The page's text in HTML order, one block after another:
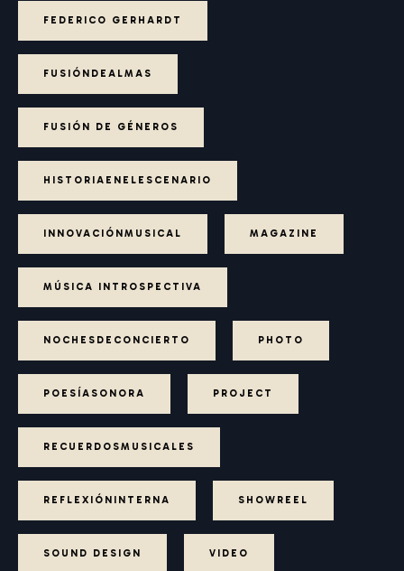
FEDERICO GERHARDT
FUSIÓNDEALMAS
FUSIÓN DE GÉNEROS
HISTORIAENELESCENARIO
INNOVACIÓNMUSICAL MAGAZINE
MÚSICA INTROSPECTIVA
NOCHESDECONCIERTO PHOTO
POESÍASONORA PROJECT
RECUERDOSMUSICALES
REFLEXIÓNINTERNA SHOWREEL
SOUND DESIGN VIDEO